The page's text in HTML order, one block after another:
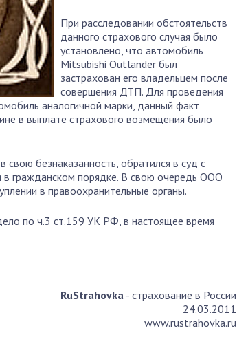
При расследовании обстоятельств
данного страхового случая было
установлено, что автомобиль
Mitsubishi Outlander был
застрахован его владельцем после
совершения ДТП. Для проведения
аналогичной марки, данный факт
в выплате страхового возмещения было
безнаказанность, обратился в суд с
в гражданском порядке. В свою очередь ООО
в правоохранительные органы.
по ч.3 ст.159 УК РФ, в настоящее время
RuStrahovka- страхование в России
24.03.2011
www.rustrahovka.ru